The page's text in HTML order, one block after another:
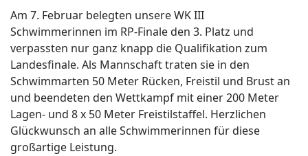
Am 7. Februar belegten unsere WK III
Schwimmerinnen im RP-Finale den 3. Platz und
verpassten nur ganz knapp die Qualifikation zum
Landesfinale. Als Mannschaft traten sie in den
Schwimmarten 50 Meter Rücken, Freistil und Brust an
und beendeten den Wettkampf mit einer 200 Meter
Lagen- und 8 x 50 Meter Freistilstaffel. Herzlichen
Glückwunsch an alle Schwimmerinnen für diese
großartige Leistung.